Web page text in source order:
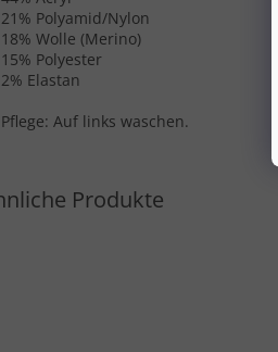
21% Polyamid/Nylon
18% Wolle (Merino)
15% Polyester
2% Elastan
Pflege: Auf links waschen.